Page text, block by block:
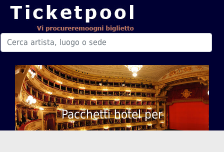
Pacchetti hotel per